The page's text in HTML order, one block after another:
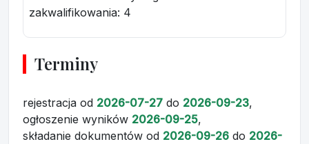
zakwalifikowania: 4
Terminy
rejestracja od 2026-07-27 do 2026-09-23,
ogłoszenie wyników 2026-09-25,
składanie dokumentów od 2026-09-26 do 2026-